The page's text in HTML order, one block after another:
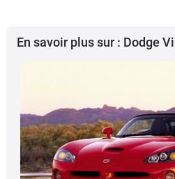
En savoir plus sur : Dodge